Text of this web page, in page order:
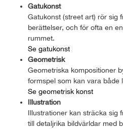
Gatukonst
Gatukonst (street art) rör sig
berättelser, och för ofta en
rummet.
Se gatukonst
Geometrisk
Geometriska kompositioner
formspel som kan vara både
Se geometrisk konst
Illustration
Illustrationer kan sträcka sig
till detaljrika bildvärldar med